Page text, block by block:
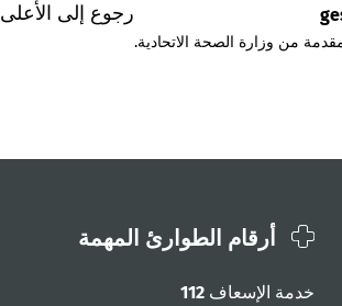
رجوع إلى الأعلى
من وزارة الصحة الاتحادية.
أرقام الطوارئ المهمة
خدمة الإسعاف 112